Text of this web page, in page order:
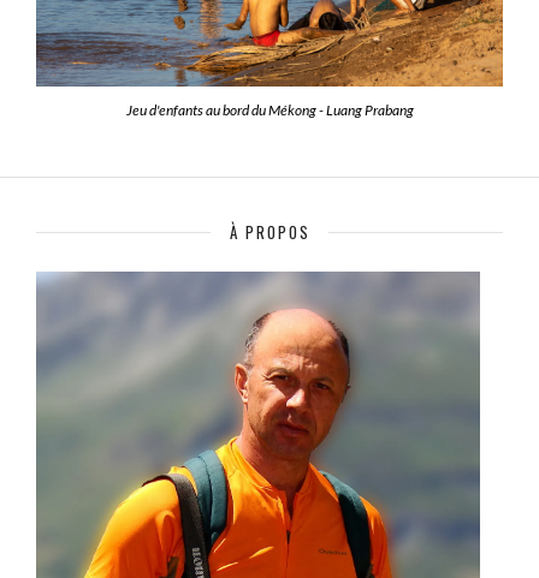
Jeu d'enfants au bord du Mékong - Luang Prabang
À PROPOS